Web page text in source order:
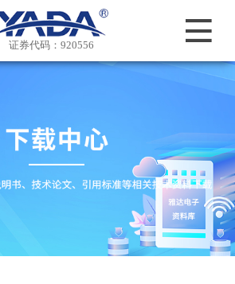
证券代码：920556